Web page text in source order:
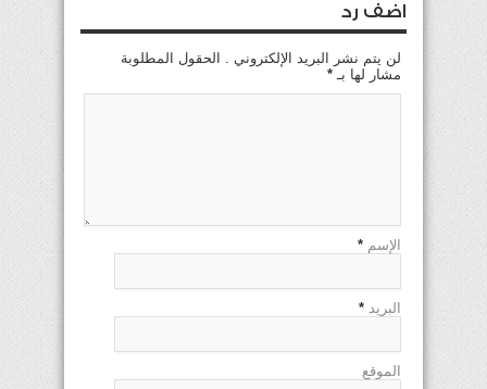
اضف رد
لن يتم نشر البريد الإلكتروني . الحقول المطلوبة
مشار لها بـ *
الإسم *
البريد *
الموقع